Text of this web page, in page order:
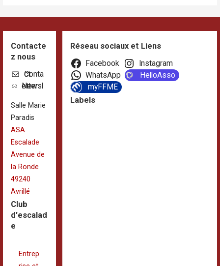
Contacte
z nous
Contact
Newsletter
Salle Marie
Paradis
ASA
Escalade
Avenue de
la Ronde
49240
Avrillé
Club
d'escalad
e
Entrep
Réseau sociaux et Liens
Facebook
Instagram
WhatsApp
HelloAsso
myFFME
Labels